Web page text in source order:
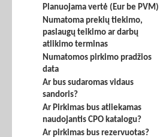
Planuojama vertė (Eur be PVM)
Numatoma prekių tiekimo,
paslaugų teikimo ar darbų
atlikimo terminas
Numatomos pirkimo pradžios
data
Ar bus sudaromas vidaus
sandoris?
Ar Pirkimas bus atliekamas
naudojantis CPO katalogu?
Ar pirkimas bus rezervuotas?